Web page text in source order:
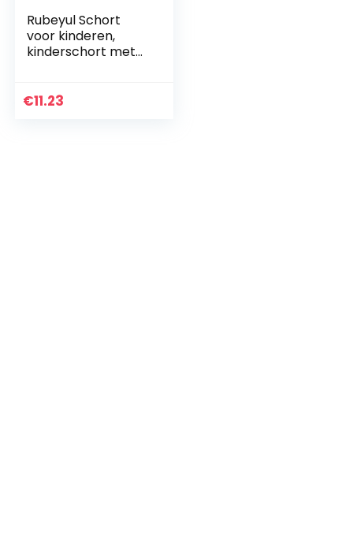
Rubeyul Schort
voor kinderen,
kinderschort met
mouwen, voor
€11.23